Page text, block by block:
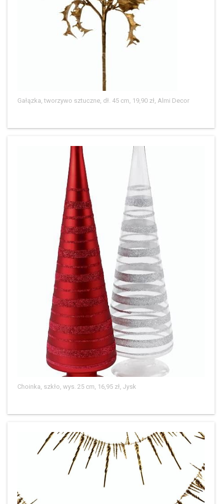
Gałązka, tworzywo sztuczne, dł. 45 cm, 19,90 zł, Almi Decor
Choinka, szkło, wys. 25 cm, 16,95 zł, Jysk